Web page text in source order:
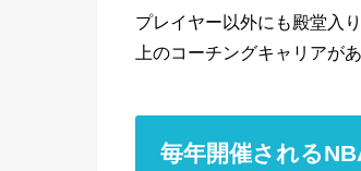
プレイヤー以外にも殿堂入
上のコーチングキャリアが
毎年開催される